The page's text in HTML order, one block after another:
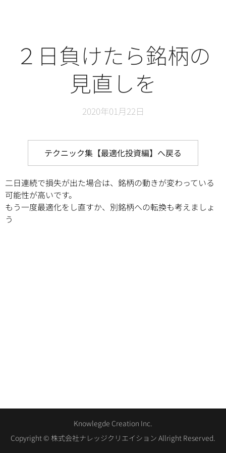
２日負けたら銘柄の
見直しを
2020年01月22日
テクニック集【最適化投資編】へ戻る
二日連続で損失が出た場合は、銘柄の動きが変わっている
可能性が高いです。
もう一度最適化をし直すか、別銘柄への転換も考えましょ
う
Knowlegde Creation Inc.
Copyright © 株式会社ナレッジクリエイション Allright Reserved.